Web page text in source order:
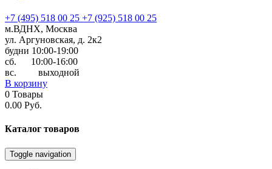
+7 (495) 518 00 25 +7 (925) 518 00 25
м.ВДНХ, Москва
ул. Аргуновская, д. 2к2
будни 10:00-19:00
cб. 10:00-16:00
вс. выходной
В корзину
0 Товары
0.00 Руб.
Каталог товаров
Toggle navigation